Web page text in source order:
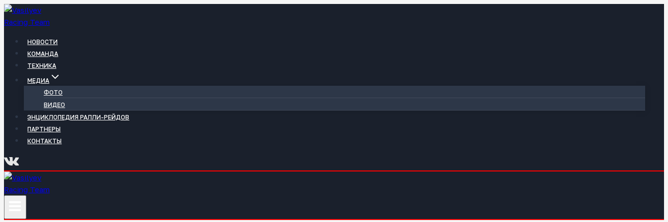
Перейти
к
НОВОСТИ
КОМАНДА
ТЕХНИКА
МЕДИА
ФОТО
ВИДЕО
ЭНЦИКЛОПЕДИЯ РАЛЛИ-РЕЙДОВ
ПАРТНЕРЫ
КОНТАКТЫ